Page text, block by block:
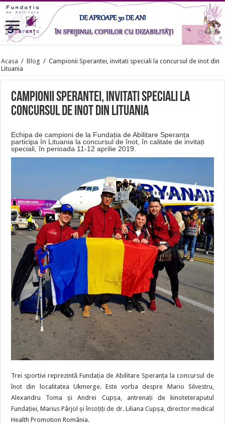
Acasa / Blog / Campionii Sperantei, invitati speciali la concursul de inot din
Lituania
Campionii Sperantei, invitati speciali la
concursul de inot din Lituania
Echipa de campioni de la Fundația de Abilitare Speranța
participa în Lituania la concursul de înot, în calitate de invitați
speciali, în perioada 11-12 aprilie 2019.
Trei sportivi reprezintă Fundația de Abilitare Speranța la concursul de
înot din localitatea Ukmerge. Este vorba despre Mario Silvestru,
Alexandru Toma și Andrei Cupșa, antrenați de kinoteteraputul
Fundației, Marius Pârjol și însoțiți de dr. Liliana Cupșa, director medical
Health Promotion România.